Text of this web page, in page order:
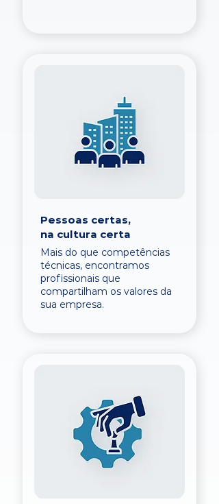
Pessoas certas,
na cultura certa
Mais do que competências
técnicas, encontramos
profissionais que
compartilham os valores da
sua empresa.